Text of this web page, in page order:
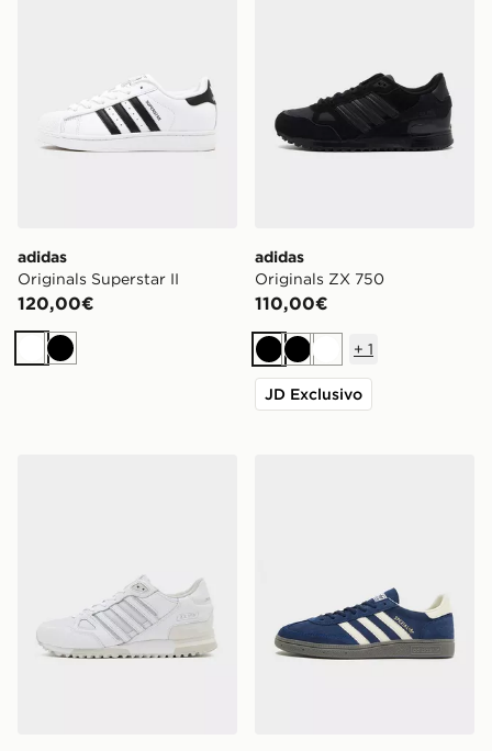
adidas
Originals Superstar II
120,00€
Bianco
Nero
adidas
Originals ZX 750
110,00€
NeroNeroBianco
+ 1
JD Exclusivo